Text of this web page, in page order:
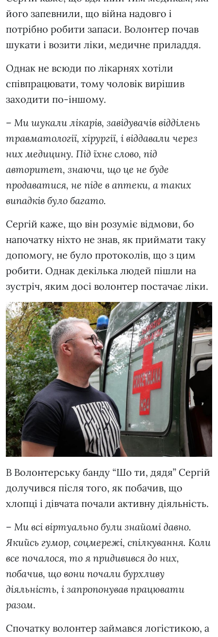
його запевнили, що війна надовго і
потрібно робити запаси. Волонтер почав
шукати і возити ліки, медичне приладдя.
Однак не всюди по лікарнях хотіли
співпрацювати, тому чоловік вирішив
заходити по-іншому.
– Ми шукали лікарів, завідувачів відділень
травматології, хірургії, і віддавали через
них медицину. Під їхнє слово, під
авторитет, знаючи, що це не буде
продаватися, не піде в аптеки, а таких
випадків було багато.
Сергій каже, що він розуміє відмови, бо
напочатку ніхто не знав, як приймати таку
допомогу, не було протоколів, що з цим
робити. Однак декілька людей пішли на
зустріч, яким досі волонтер постачає ліки.
В Волонтерську банду “Шо ти, дядя” Сергій
долучився після того, як побачив, що
хлопці і дівчата почали активну діяльність.
– Ми всі віртуально були знайомі давно.
Якийсь гумор, соцмережі, спілкування. Коли
все почалося, то я придивився до них,
побачив, що вони почали бурхливу
діяльність, і запропонував працювати
разом.
Спочатку волонтер займався логістикою, а